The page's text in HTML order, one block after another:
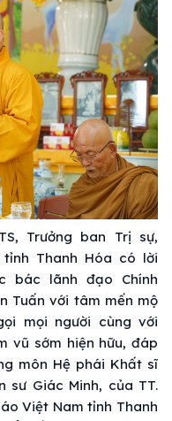
Trưởng ban Trị sự,
tỉnh Thanh Hóa có lời
bác lãnh đạo Chính
Tuấn với tâm mến mộ
mọi người cùng với
vũ sớm hiện hữu, đáp
môn Hệ phái Khất sĩ
sư Giác Minh, của TT.
Việt Nam tỉnh Thanh